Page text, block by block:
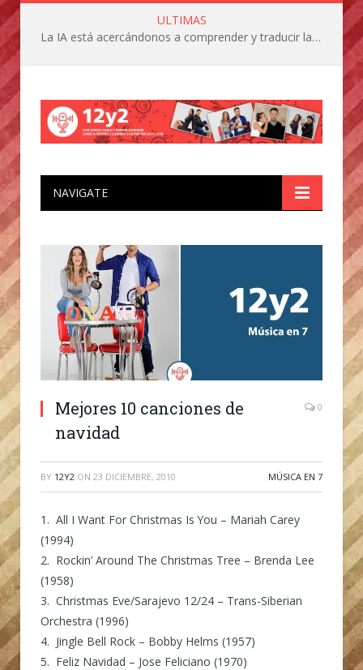
ULTIMAS
La IA está acercándonos a comprender y traducir las vocalizaciones y comportamientos de nuestras mascotas
NAVIGATE
Mejores 10 canciones de
navidad
0
BY 12Y2 ON 23 DICIEMBRE, 2010 MÚSICA EN 7
1. All I Want For Christmas Is You – Mariah Carey
(1994)
2. Rockin’ Around The Christmas Tree – Brenda Lee
(1958)
3. Christmas Eve/Sarajevo 12/24 – Trans-Siberian
Orchestra (1996)
4. Jingle Bell Rock – Bobby Helms (1957)
5. Feliz Navidad – Jose Feliciano (1970)